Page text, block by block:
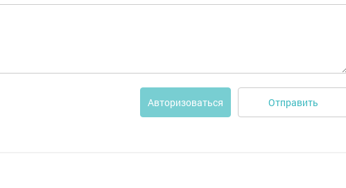
Авторизоваться Отправить